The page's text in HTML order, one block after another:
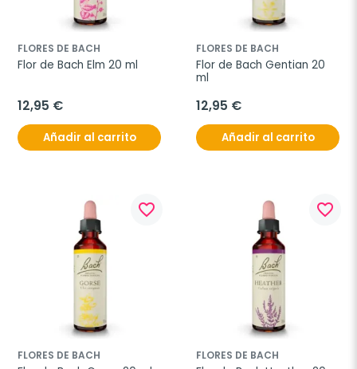
FLORES DE BACH
Flor de Bach Elm 20 ml
12,95 €
Añadir al carrito
FLORES DE BACH
Flor de Bach Gentian 20
ml
12,95 €
Añadir al carrito
favorite_border
FLORES DE BACH
favorite_border
FLORES DE BACH